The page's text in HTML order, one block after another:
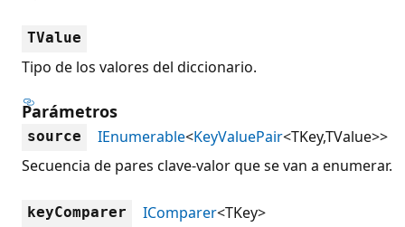
TValue
Tipo de los valores del diccionario.
Parámetros
source IEnumerable<KeyValuePair<TKey,TValue>>
Secuencia de pares clave-valor que se van a enumerar.
keyComparer IComparer<TKey>